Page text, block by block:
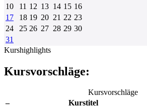
10
11 12 13 14 15 16
17
18 19 20 21 22 23
24
25 26 27 28 29 30
31
Kurshighlights
Kursvorschläge:
Kursvorschläge
–
Kurstitel